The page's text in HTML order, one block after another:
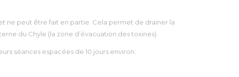
ne peut être fait en partie. Cela permet de drainer la
du Chyle (la zone d’évacuation des toxines).
séances espacées de 10 jours environ.